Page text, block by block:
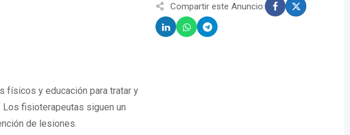
físicos y educación para tratar y
fisioterapeutas siguen un
de lesiones.
Compartir este Anuncio: